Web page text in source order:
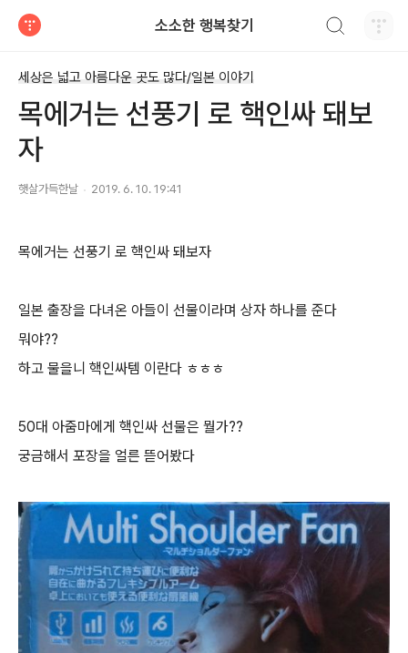
소소한 행복찾기
세상은 넓고 아름다운 곳도 많다/일본 이야기
목에거는 선풍기 로 핵인싸 돼보
자
햇살가득한날 2019. 6. 10. 19:41
목에거는 선풍기 로 핵인싸 돼보자
일본 출장을 다녀온 아들이 선물이라며 상자 하나를 준다
뭐야??
하고 물을니 핵인싸템 이란다 ㅎㅎㅎ
50대 아줌마에게 핵인싸 선물은 뭘가??
궁금해서 포장을 얼른 뜯어봤다